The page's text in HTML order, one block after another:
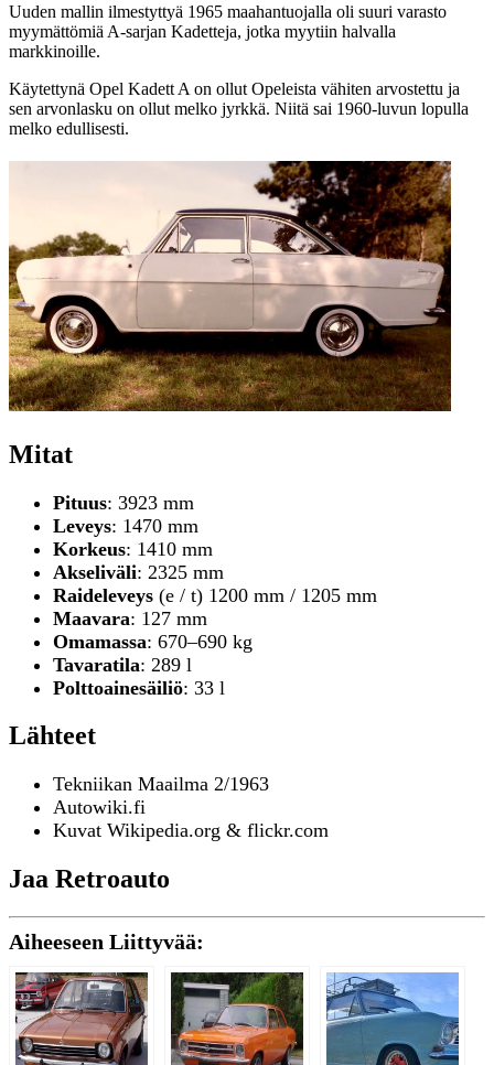
Uuden mallin ilmestyttyä 1965 maahantuojalla oli suuri varasto
myymättömiä A-sarjan Kadetteja, jotka myytiin halvalla
markkinoille.
Käytettynä Opel Kadett A on ollut Opeleista vähiten arvostettu ja
sen arvonlasku on ollut melko jyrkkä. Niitä sai 1960-luvun lopulla
melko edullisesti.
Mitat
Pituus: 3923 mm
Leveys: 1470 mm
Korkeus: 1410 mm
Akseliväli: 2325 mm
Raideleveys (e / t) 1200 mm / 1205 mm
Maavara: 127 mm
Omamassa: 670–690 kg
Tavaratila: 289 l
Polttoainesäiliö: 33 l
Lähteet
Tekniikan Maailma 2/1963
Autowiki.fi
Kuvat Wikipedia.org & flickr.com
Jaa Retroauto
Aiheeseen Liittyvää: